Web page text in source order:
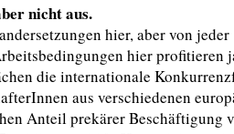
nicht aus.
hier, aber von jeder
hier profitieren
die internationale
aus verschiedenen
Anteil prekärer Beschäftigung